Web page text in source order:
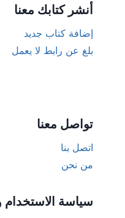
أنشر كتابك معنا
إضافة كتاب جديد
بلغ عن رابط لا يعمل
تواصل معنا
اتصل بنا
من نحن
سياسة